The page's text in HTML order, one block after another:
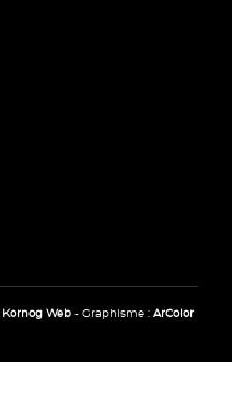
Kornog Web- Graphisme : ArColor